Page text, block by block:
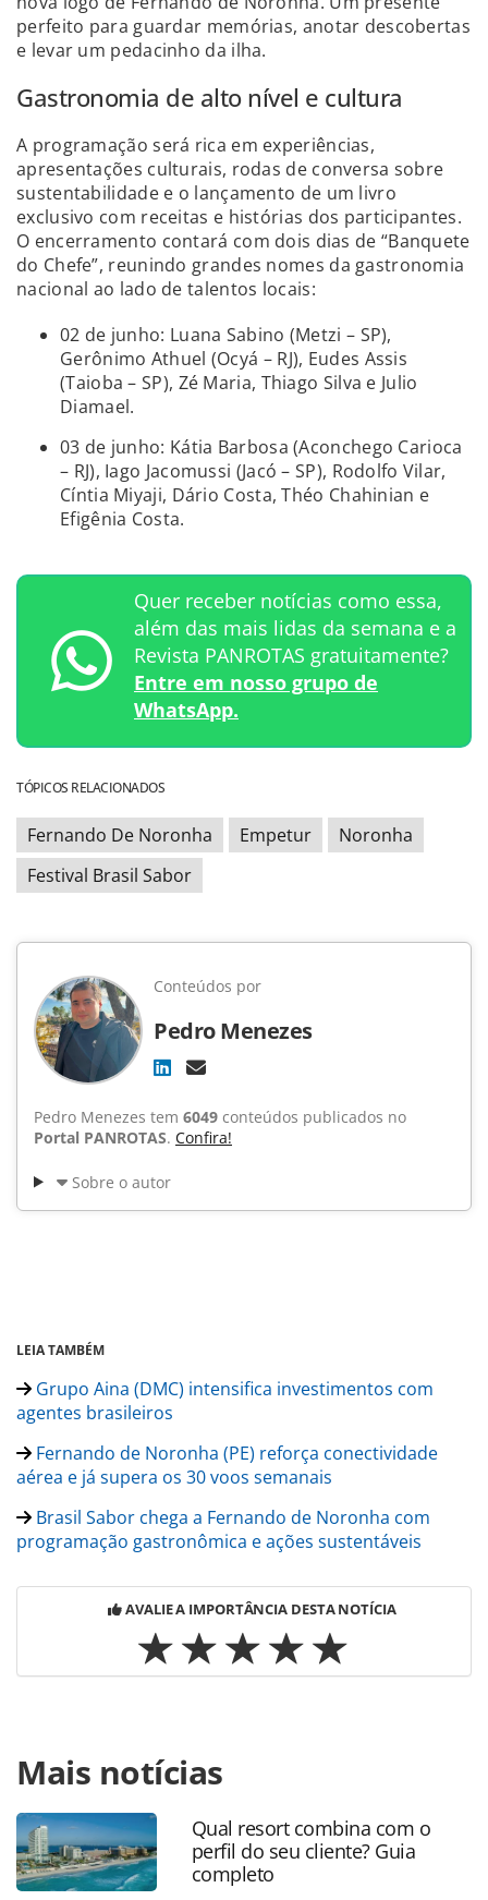
perfeito para guardar memórias, anotar descobertas
e levar um pedacinho da ilha.
Gastronomia de alto nível e cultura
A programação será rica em experiências,
apresentações culturais, rodas de conversa sobre
sustentabilidade e o lançamento de um livro
exclusivo com receitas e histórias dos participantes.
O encerramento contará com dois dias de “Banquete
do Chefe”, reunindo grandes nomes da gastronomia
nacional ao lado de talentos locais:
02 de junho: Luana Sabino (Metzi – SP),
Gerônimo Athuel (Ocyá – RJ), Eudes Assis
(Taioba – SP), Zé Maria, Thiago Silva e Julio
Diamael.
03 de junho: Kátia Barbosa (Aconchego Carioca
– RJ), Iago Jacomussi (Jacó – SP), Rodolfo Vilar,
Cíntia Miyaji, Dário Costa, Théo Chahinian e
Efigênia Costa.
Quer receber notícias como essa,
além das mais lidas da semana e a
Revista PANROTAS gratuitamente?
Entre em nosso grupo de
WhatsApp.
TÓPICOS RELACIONADOS
Fernando De Noronha Empetur
Noronha
Festival Brasil Sabor
Conteúdos por
Pedro Menezes
Pedro Menezes tem 6049 conteúdos publicados no
Portal PANROTAS. Confira!
Sobre o autor
LEIA TAMBÉM
Grupo Aina (DMC) intensifica investimentos com
agentes brasileiros
Fernando de Noronha (PE) reforça conectividade
aérea e já supera os 30 voos semanais
Brasil Sabor chega a Fernando de Noronha com
programação gastronômica e ações sustentáveis
AVALIE A IMPORTÂNCIA DESTA NOTÍCIA
https://www.panrotas.com.br/destinos/eventos/2025/05/
promove-festival-brasil-sabor-em-fernando-de-noronha-
pe_217746.html ou as ferramentas oferecidas na página.
Todo o conteúdo produzido pela PANROTAS Editora é
protegido pela legislação brasileira sobre direito autoral.
Não reproduza o conteúdo sem autorização da PANROTAS
Mais notícias
Qual resort combina com o
perfil do seu cliente? Guia
completo